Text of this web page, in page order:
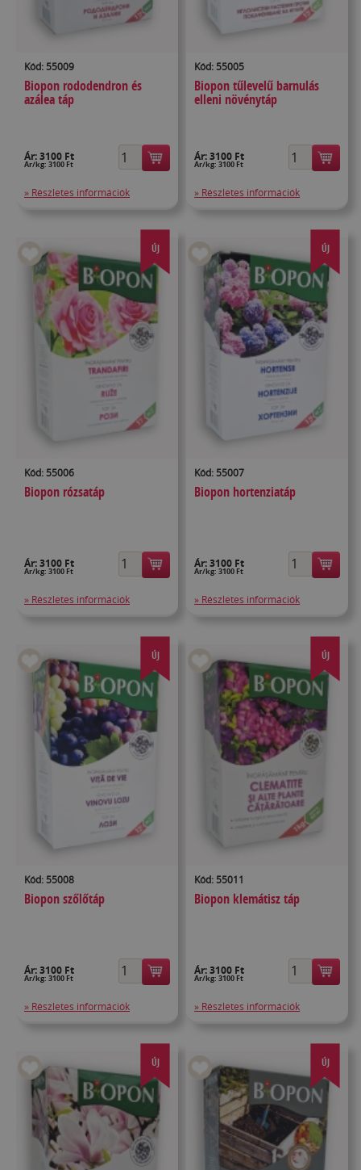
Kód: 55009
Biopon rododendron és
azálea táp
Ár:3100 Ft
Ár/kg: 3100 Ft
» Részletes információk
Kód: 55005
Biopon tűlevelű barnulás
elleni növénytáp
Ár:3100 Ft
Ár/kg: 3100 Ft
» Részletes információk
ÚJ
Kód: 55006
Biopon rózsatáp
Ár:3100 Ft
Ár/kg: 3100 Ft
» Részletes információk
ÚJ
Kód: 55007
Biopon hortenziatáp
Ár:3100 Ft
Ár/kg: 3100 Ft
» Részletes információk
ÚJ
Kód: 55008
Biopon szőlőtáp
Ár:3100 Ft
Ár/kg: 3100 Ft
» Részletes információk
ÚJ
Kód: 55011
Biopon klemátisz táp
Ár:3100 Ft
Ár/kg: 3100 Ft
» Részletes információk
ÚJ ÚJ